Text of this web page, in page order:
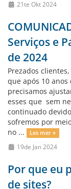
21te Okt 2024
Serviços e
de 2024
Prezados
que após 10
precisamos
esses que sem
continuado
sofremos por
no ...
Les mer »
19de Jan 2024
Por que eu
de sites?